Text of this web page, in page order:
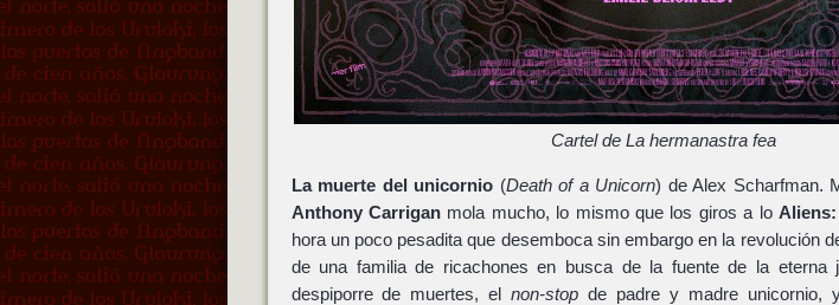
Cartel de La hermanastra fea
La muerte del unicornio (Death of a Unicorn) de Alex Scharfman.
Anthony Carriganmola mucho, lo mismo que los giros a lo
hora un poco pesadita que desemboca sin embargo en la revolución
de una familia de ricachones en busca de la fuente de la eterna
despiporre de muertes, elnon-stop de padre y madre unicornio,